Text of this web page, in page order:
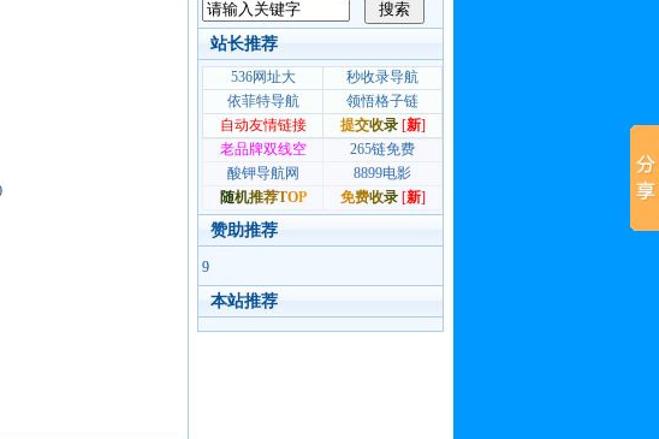
站长推荐
赞助推荐
9
本站推荐